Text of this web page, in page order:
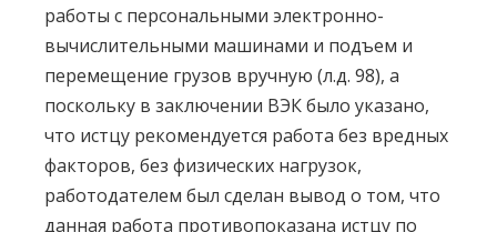
работы с персональными электронно-
вычислительными машинами и подъем и
перемещение грузов вручную (л.д. 98), а
поскольку в заключении ВЭК было указано,
что истцу рекомендуется работа без вредных
факторов, без физических нагрузок,
работодателем был сделан вывод о том, что
данная работа противопоказана истцу по